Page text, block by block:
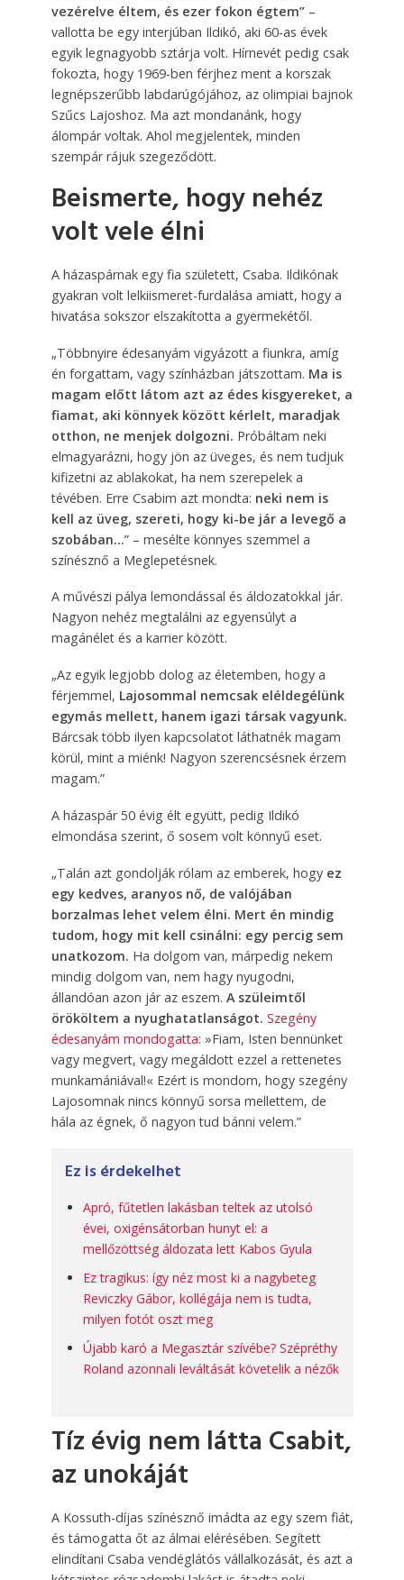
vezérelve éltem, és ezer fokon égtem”–
vallotta be egy interjúban Ildikó, aki 60-as évek
egyik legnagyobb sztárja volt. Hírnevét pedig csak
fokozta, hogy 1969-ben férjhez ment a korszak
legnépszerűbb labdarúgójához, az olimpiai bajnok
Szűcs Lajoshoz. Ma azt mondanánk, hogy
álompár voltak. Ahol megjelentek, minden
szempár rájuk szegeződött.
Beismerte, hogy nehéz
volt vele élni
A házaspárnak egy fia született, Csaba. Ildikónak
gyakran volt lelkiismeret-furdalása amiatt, hogy a
hivatása sokszor elszakította a gyermekétől.
„Többnyire édesanyám vigyázott a fiunkra, amíg
én forgattam, vagy színházban játszottam. Ma is
magam előtt látom azt az édes kisgyereket, a
fiamat, aki könnyek között kérlelt, maradjak
otthon, ne menjek dolgozni. Próbáltam neki
elmagyarázni, hogy jön az üveges, és nem tudjuk
kifizetni az ablakokat, ha nem szerepelek a
tévében. Erre Csabim azt mondta: neki nem is
kell az üveg, szereti, hogy ki-be jár a levegő a
szobában…” – mesélte könnyes szemmel a
színésznő a Meglepetésnek.
A művészi pálya lemondással és áldozatokkal jár.
Nagyon nehéz megtalálni az egyensúlyt a
magánélet és a karrier között.
„Az egyik legjobb dolog az életemben, hogy a
férjemmel, Lajosommal nemcsak eléldegélünk
egymás mellett, hanem igazi társak vagyunk.
Bárcsak több ilyen kapcsolatot láthatnék magam
körül, mint a miénk! Nagyon szerencsésnek érzem
magam.”
A házaspár 50 évig élt együtt, pedig Ildikó
elmondása szerint, ő sosem volt könnyű eset.
„Talán azt gondolják rólam az emberek, hogy ez
egy kedves, aranyos nő, de valójában
borzalmas lehet velem élni. Mert én mindig
tudom, hogy mit kell csinálni: egy percig sem
unatkozom. Ha dolgom van, márpedig nekem
mindig dolgom van, nem hagy nyugodni,
állandóan azon jár az eszem. A szüleimtől
örököltem a nyughatatlanságot. Szegény
édesanyám mondogatta: »Fiam, Isten bennünket
vagy megvert, vagy megáldott ezzel a rettenetes
munkamániával!« Ezért is mondom, hogy szegény
Lajosomnak nincs könnyű sorsa mellettem, de
hála az égnek, ő nagyon tud bánni velem.”
Ez is érdekelhet
Apró, fűtetlen lakásban teltek az utolsó
évei, oxigénsátorban hunyt el: a
mellőzöttség áldozata lett Kabos Gyula
Ez tragikus: így néz most ki a nagybeteg
Reviczky Gábor, kollégája nem is tudta,
milyen fotót oszt meg
Újabb karó a Megasztár szívébe? Szépréthy
Roland azonnali leváltását követelik a nézők
Tíz évig nem látta Csabit,
az unokáját
A Kossuth-díjas színésznő imádta az egy szem fiát,
és támogatta őt az álmai elérésében. Segített
elindítani Csaba vendéglátós vállalkozását, és azt a